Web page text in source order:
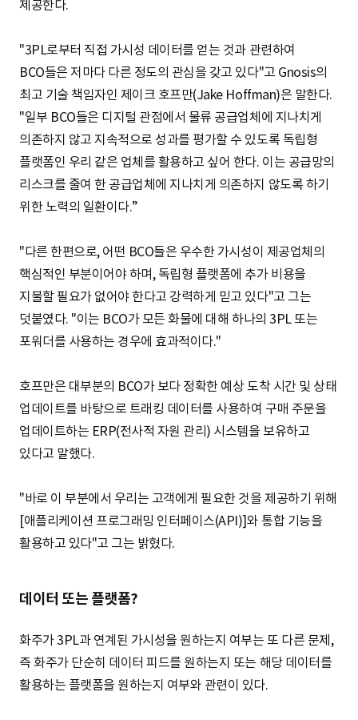
제공한다.
"3PL로부터 직접 가시성 데이터를 얻는 것과 관련하여
BCO들은 저마다 다른 정도의 관심을 갖고 있다"고 Gnosis의
최고 기술 책임자인 제이크 호프만(Jake Hoffman)은 말한다.
"일부 BCO들은 디지털 관점에서 물류 공급업체에 지나치게
의존하지 않고 지속적으로 성과를 평가할 수 있도록 독립형
플랫폼인 우리 같은 업체를 활용하고 싶어 한다. 이는 공급망의
리스크를 줄여 한 공급업체에 지나치게 의존하지 않도록 하기
위한 노력의 일환이다.”
"다른 한편으로, 어떤 BCO들은 우수한 가시성이 제공업체의
핵심적인 부분이어야 하며, 독립형 플랫폼에 추가 비용을
지불할 필요가 없어야 한다고 강력하게 믿고 있다"고 그는
덧붙였다. "이는 BCO가 모든 화물에 대해 하나의 3PL 또는
포워더를 사용하는 경우에 효과적이다."
호프만은 대부분의 BCO가 보다 정확한 예상 도착 시간 및 상태
업데이트를 바탕으로 트래킹 데이터를 사용하여 구매 주문을
업데이트하는 ERP(전사적 자원 관리) 시스템을 보유하고
있다고 말했다.
"바로 이 부분에서 우리는 고객에게 필요한 것을 제공하기 위해
[애플리케이션 프로그래밍 인터페이스(API)]와 통합 기능을
활용하고 있다"고 그는 밝혔다.
데이터 또는 플랫폼?
화주가 3PL과 연계된 가시성을 원하는지 여부는 또 다른 문제,
즉 화주가 단순히 데이터 피드를 원하는지 또는 해당 데이터를
활용하는 플랫폼을 원하는지 여부와 관련이 있다.